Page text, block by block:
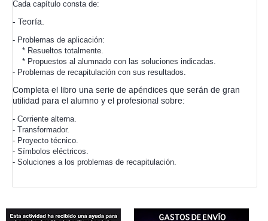
Cada capítulo consta de:
- Teoría.
- Problemas de aplicación:
* Resueltos totalmente.
* Propuestos al alumnado con las soluciones indicadas.
- Problemas de recapitulación con sus resultados.
Completa el libro una serie de apéndices que serán de gran
utilidad para el alumno y el profesional sobre:
- Corriente alterna.
- Transformador.
- Proyecto técnico.
- Símbolos eléctricos.
- Soluciones a los problemas de recapitulación.